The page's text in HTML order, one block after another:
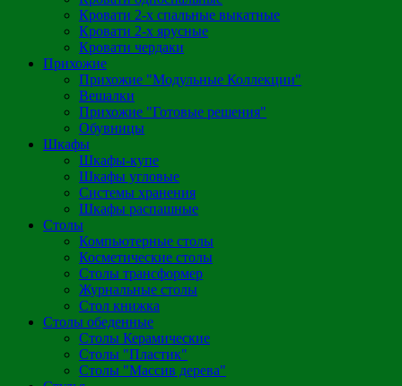
Кровати 2-х спальные выкатные
Кровати 2-х ярусные
Кровати чердаки
Прихожие
Прихожие "Модульные Коллекции"
Вешалки
Прихожие "Готовые решения"
Обувницы
Шкафы
Шкафы-купе
Шкафы угловые
Системы хранения
Шкафы распашные
Столы
Компьютерные столы
Косметические столы
Столы трансформер
Журнальные столы
Стол книжка
Столы обеденные
Столы Керамические
Столы "Пластик"
Столы "Массив дерева"